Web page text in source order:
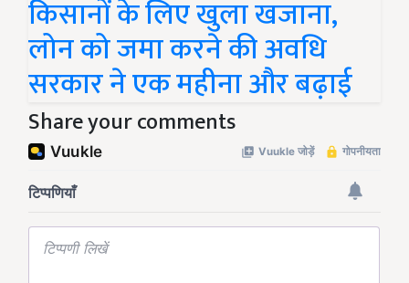
किसानों के लिए खुला खजाना,
लोन को जमा करने की अवधि
सरकार ने एक महीना और बढ़ाई
Share your comments